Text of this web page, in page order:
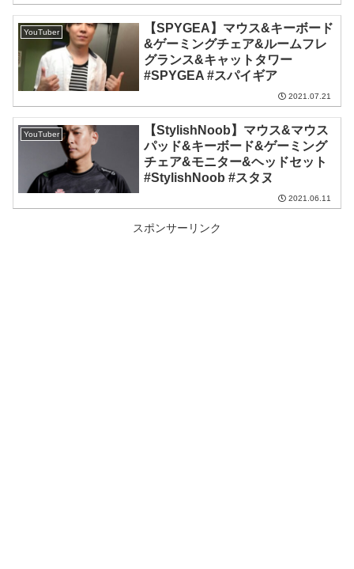
YouTuber
【SPYGEA】マウス&キーボード
&ゲーミングチェア&ルームフレ
グランス&キャットタワー
#SPYGEA #スパイギア
2021.07.21
YouTuber
【StylishNoob】マウス&マウス
パッド&キーボード&ゲーミング
チェア&モニター&ヘッドセット
#StylishNoob #スタヌ
2021.06.11
スポンサーリンク